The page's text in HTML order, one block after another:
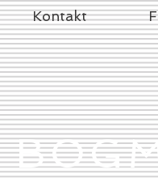
Kontakt